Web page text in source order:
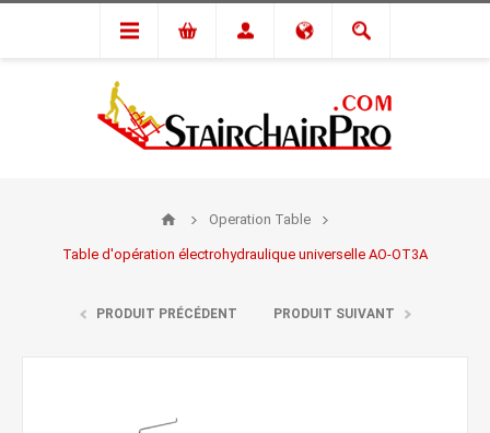
Operation Table
Table d'opération électrohydraulique universelle AO-OT3A
PRODUIT PRÉCÉDENT PRODUIT SUIVANT